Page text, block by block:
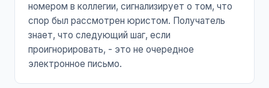
номером в коллегии, сигнализирует о том, что
спор был рассмотрен юристом. Получатель
знает, что следующий шаг, если
проигнорировать, - это не очередное
электронное письмо.